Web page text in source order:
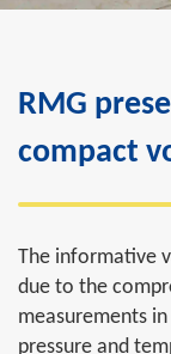
RMG
compact
The informative
due to the
measurements
pressure and